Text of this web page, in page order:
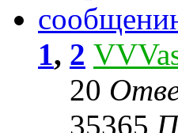
1, 2
20
35365